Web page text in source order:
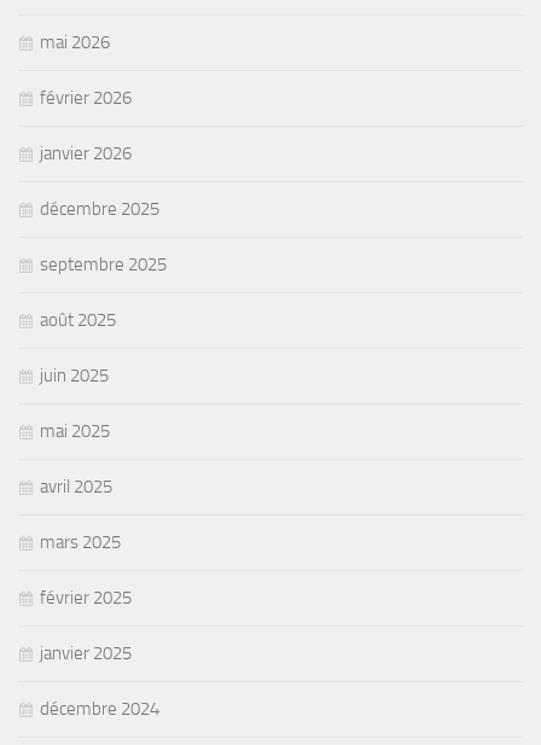
mai 2026
février 2026
janvier 2026
décembre 2025
septembre 2025
août 2025
juin 2025
mai 2025
avril 2025
mars 2025
février 2025
janvier 2025
décembre 2024